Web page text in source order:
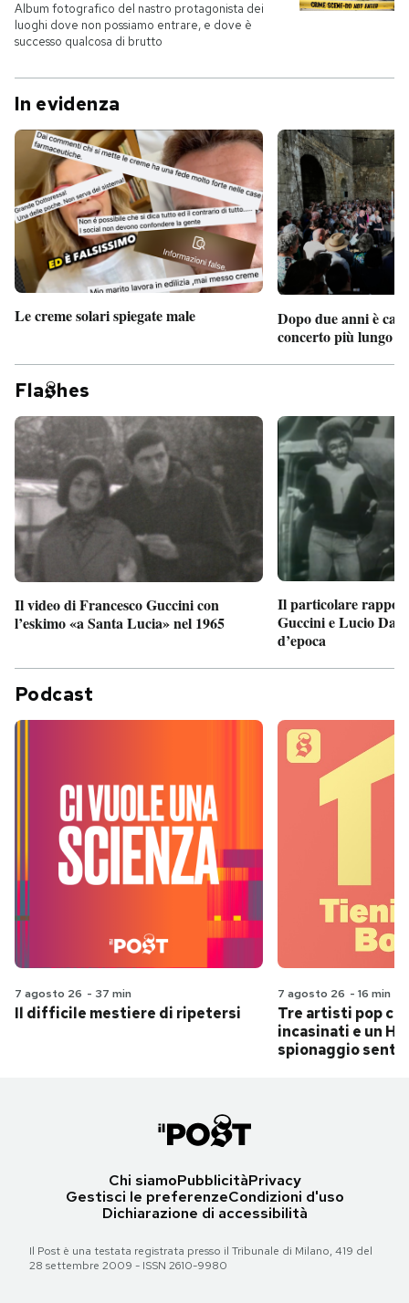
Album fotografico del nastro protagonista dei
luoghi dove non possiamo entrare, e dove è
successo qualcosa di brutto
In evidenza
Le creme solari spiegate male
Dopo due anni è
concerto più lungo
Fla hes
Il video di Francesco Guccini con
l’eskimo «a Santa Lucia» nel 1965
Il particolare
Guccini e Lucio
d’epoca
Podcast
7 agosto 26 - 37 min
Il difficile mestiere di ripetersi
7 agosto 26 - 16 min
Tre artisti pop
incasinati e un
spionaggio
Chi siamoPubblicitàPrivacy
Gestisci le preferenzeCondizioni d'uso
Dichiarazione di accessibilità
Il Post è una testata registrata presso il Tribunale di Milano, 419 del
28 settembre 2009 - ISSN 2610-9980